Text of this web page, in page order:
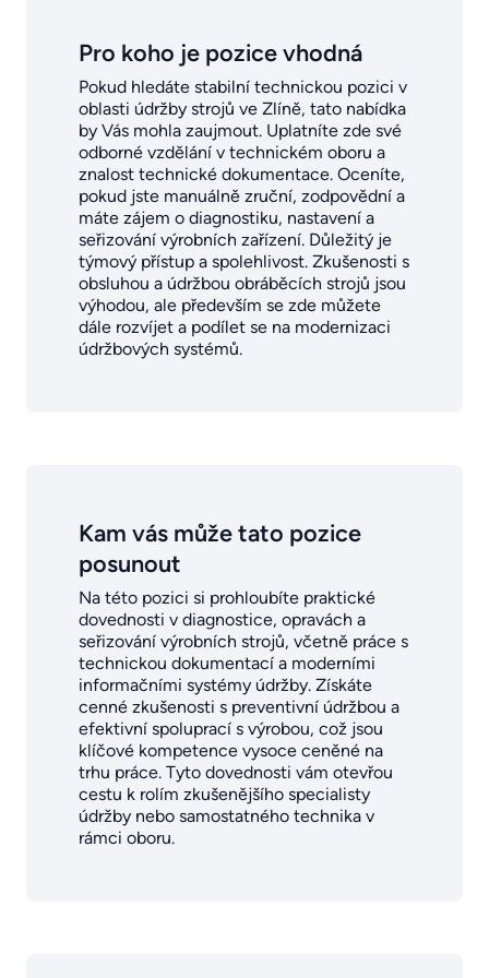
Pro koho je pozice vhodná
Pokud hledáte stabilní technickou pozici v
oblasti údržby strojů ve Zlíně, tato nabídka
by Vás mohla zaujmout. Uplatníte zde své
odborné vzdělání v technickém oboru a
znalost technické dokumentace. Oceníte,
pokud jste manuálně zruční, zodpovědní a
máte zájem o diagnostiku, nastavení a
seřizování výrobních zařízení. Důležitý je
týmový přístup a spolehlivost. Zkušenosti s
obsluhou a údržbou obráběcích strojů jsou
výhodou, ale především se zde můžete
dále rozvíjet a podílet se na modernizaci
údržbových systémů.
Kam vás může tato pozice
posunout
Na této pozici si prohloubíte praktické
dovednosti v diagnostice, opravách a
seřizování výrobních strojů, včetně práce s
technickou dokumentací a moderními
informačními systémy údržby. Získáte
cenné zkušenosti s preventivní údržbou a
efektivní spoluprací s výrobou, což jsou
klíčové kompetence vysoce ceněné na
trhu práce. Tyto dovednosti vám otevřou
cestu k rolím zkušenějšího specialisty
údržby nebo samostatného technika v
rámci oboru.